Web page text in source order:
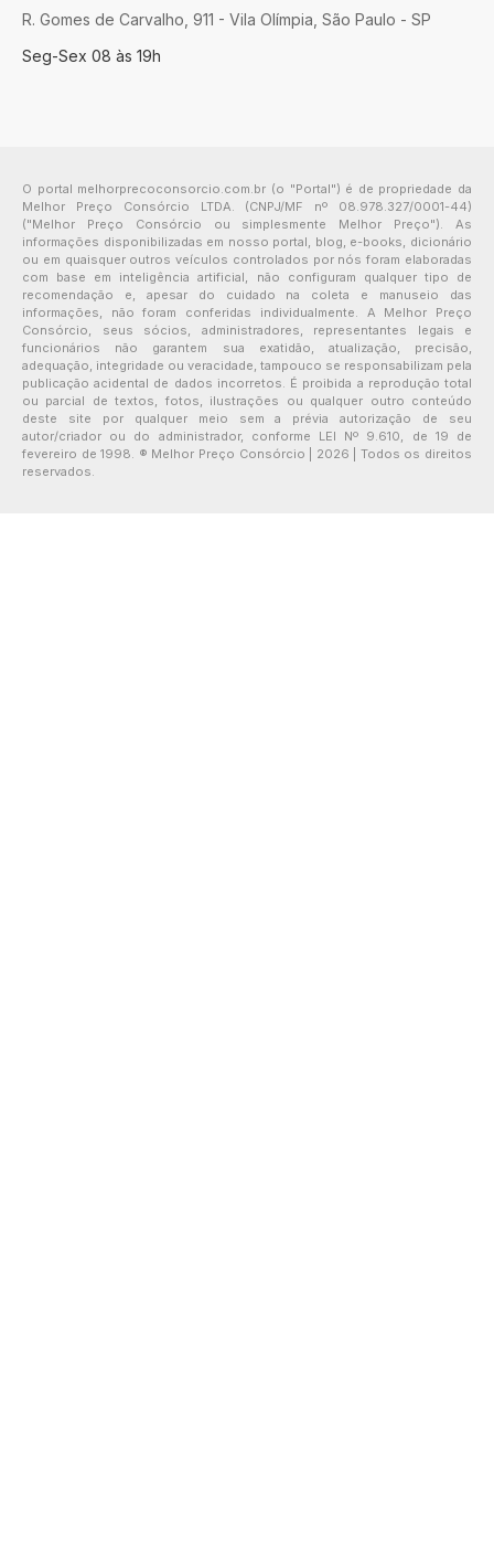
R. Gomes de Carvalho, 911 - Vila Olímpia, São Paulo - SP
Seg-Sex 08 às 19h
O portal melhorprecoconsorcio.com.br (o "Portal") é de propriedade da
Melhor Preço Consórcio LTDA. (CNPJ/MF nº 08.978.327/0001-44)
("Melhor Preço Consórcio ou simplesmente Melhor Preço"). As
informações disponibilizadas em nosso portal, blog, e-books, dicionário
ou em quaisquer outros veículos controlados por nós foram elaboradas
com base em inteligência artificial, não configuram qualquer tipo de
recomendação e, apesar do cuidado na coleta e manuseio das
informações, não foram conferidas individualmente. A Melhor Preço
Consórcio, seus sócios, administradores, representantes legais e
funcionários não garantem sua exatidão, atualização, precisão,
adequação, integridade ou veracidade, tampouco se responsabilizam pela
publicação acidental de dados incorretos. É proibida a reprodução total
ou parcial de textos, fotos, ilustrações ou qualquer outro conteúdo
deste site por qualquer meio sem a prévia autorização de seu
autor/criador ou do administrador, conforme LEI Nº 9.610, de 19 de
fevereiro de 1998. ® Melhor Preço Consórcio | 2026 | Todos os direitos
reservados.